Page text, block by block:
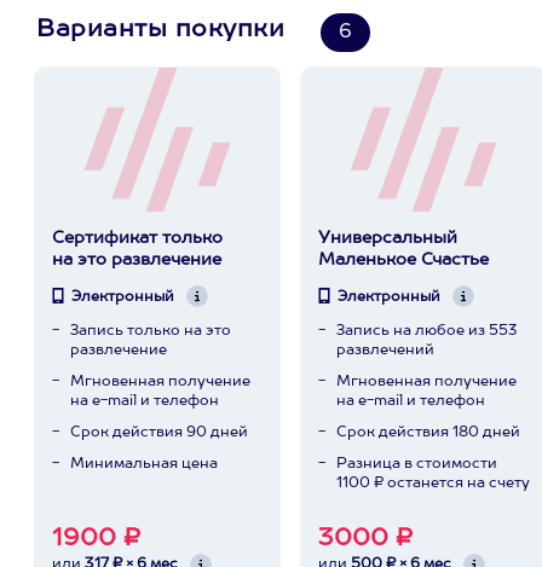
Варианты покупки 6
Сертификат только
на это развлечение
Электронный
Запись только на это
развлечение
Мгновенная получение
на e-mail и телефон
Срок действия 90 дней
Минимальная цена
1900 ₽
Универсальный
Маленькое Счастье
Электронный
Запись на любое из 553
развлечений
Мгновенная получение
на e-mail и телефон
Срок действия 180 дней
Разница в стоимости
1100 ₽ останется на счету
3000 ₽